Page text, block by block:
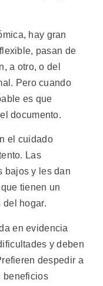
hay gran
pasan de
a otro, o del
Pero cuando
es que
documento.
el cuidado
Las
bajos y les dan
tienen un
del hogar.
en evidencia
y deben
despedir a
beneficios